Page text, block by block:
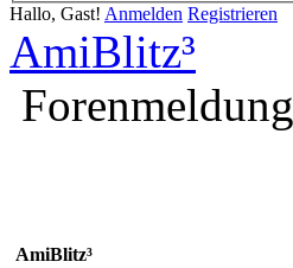
Hallo, Gast! Anmelden Registrieren
AmiBlitz³
Forenmeldung
AmiBlitz³